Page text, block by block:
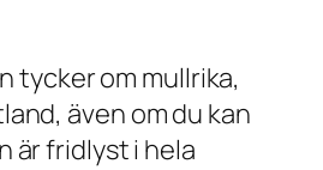
tycker om mullrika,
även om du kan
är fridlyst i hela